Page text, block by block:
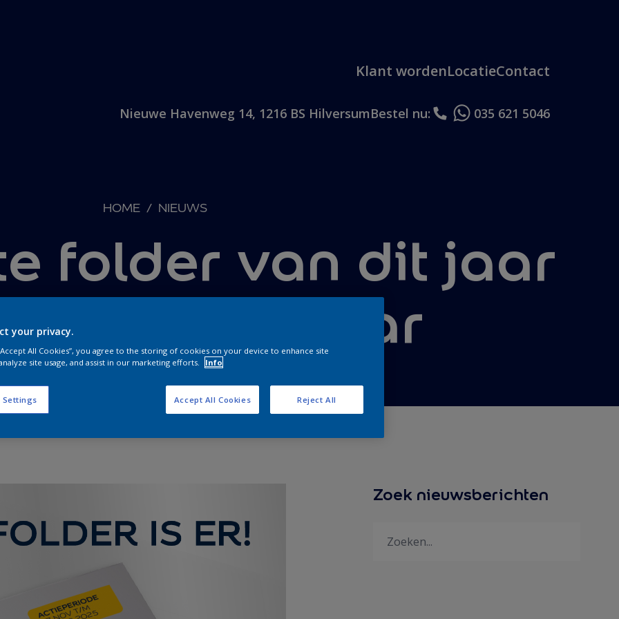
Klant wordenLocatieContact
Nieuwe Havenweg 14, 1216 BS HilversumBestel nu: 035 621 5046
HOME / NIEUWS
folder van dit jaar
voor je klaar
Zoek nieuwsberichten
your privacy.
All Cookies”, you agree to the storing of cookies on your device to enhance site
site usage, and assist in our marketing efforts.
Info
Settings Reject All
Accept All Cookies